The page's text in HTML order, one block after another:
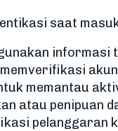
saat
informasi
memantau
atau penipuan
pelanggaran